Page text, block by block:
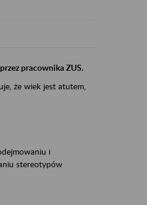
pracownika ZUS.
że wiek jest atutem,
i
stereotypów